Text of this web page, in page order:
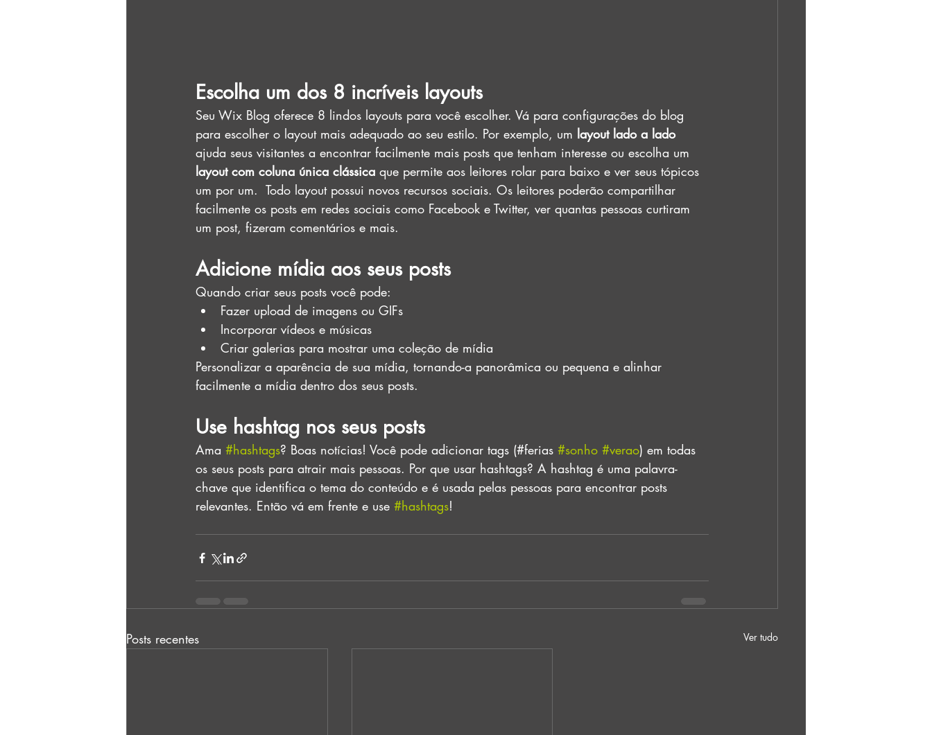
Escolha um dos 8 incríveis layouts
Seu Wix Blog oferece 8 lindos layouts para você escolher. Vá para configurações do blog
para escolher o layout mais adequado ao seu estilo. Por exemplo, um layout lado a lado
ajuda seus visitantes a encontrar facilmente mais posts que tenham interesse ou escolha um
layout com coluna única clássica que permite aos leitores rolar para baixo e ver seus tópicos
um por um.  Todo layout possui novos recursos sociais. Os leitores poderão compartilhar
facilmente os posts em redes sociais como Facebook e Twitter, ver quantas pessoas curtiram
um post, fizeram comentários e mais.
Adicione mídia aos seus posts
Quando criar seus posts você pode:
Fazer upload de imagens ou GIFs
Incorporar vídeos e músicas
Criar galerias para mostrar uma coleção de mídia
Personalizar a aparência de sua mídia, tornando-a panorâmica ou pequena e alinhar
facilmente a mídia dentro dos seus posts.
Use hashtag nos seus posts
Ama #hashtags? Boas notícias! Você pode adicionar tags (#ferias #sonho #verao) em todas
os seus posts para atrair mais pessoas. Por que usar hashtags? A hashtag é uma palavra-
chave que identifica o tema do conteúdo e é usada pelas pessoas para encontrar posts
relevantes. Então vá em frente e use #hashtags!
Posts recentes Ver tudo